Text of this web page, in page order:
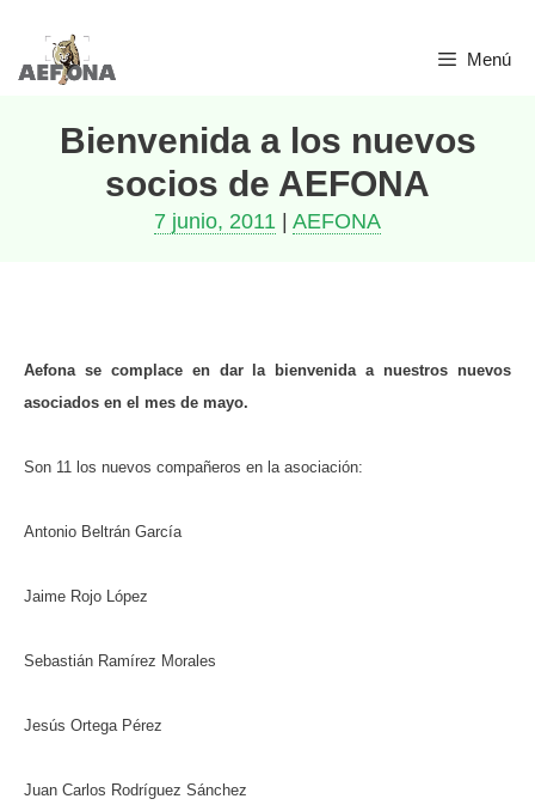
Saltar
Menú
Bienvenida a los nuevos
socios de AEFONA
7 junio, 2011 AEFONA
Aefona se complace en dar la bienvenida a nuestros nuevos
asociados en el mes de mayo.
Son 11 los nuevos compañeros en la asociación:
Antonio Beltrán García
Jaime Rojo López
Sebastián Ramírez Morales
Jesús Ortega Pérez
Juan Carlos Rodríguez Sánchez